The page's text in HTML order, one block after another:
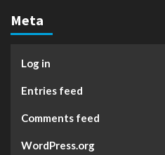
Meta
Log in
Entries feed
Comments feed
WordPress.org